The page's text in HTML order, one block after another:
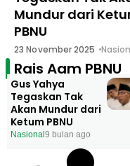
Mundur dari
PBNU
23 November 2025
Rais Aam PBNU
Gus Yahya
Tegaskan Tak
Akan Mundur dari
Ketum PBNU
Nasional 9 bulan ago